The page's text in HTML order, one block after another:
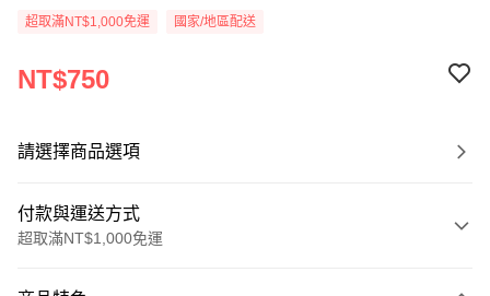
超取滿NT$1,000免運 國家/地區配送
NT$750
請選擇商品選項
付款與運送方式
超取滿NT$1,000免運